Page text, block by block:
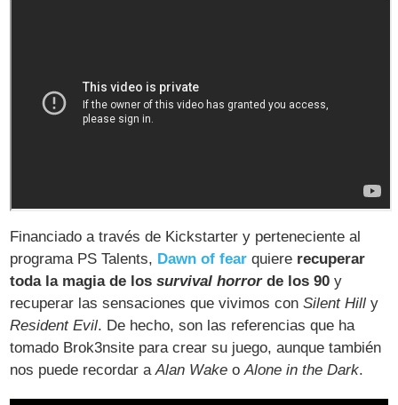
Financiado a través de Kickstarter y perteneciente al
programa PS Talents, Dawn of fear quiere recuperar
toda la magia de lossurvival horrorde los 90 y
recuperar las sensaciones que vivimos conSilent Hill y
Resident Evil. De hecho, son las referencias que ha
tomado Brok3nsite para crear su juego, aunque también
nos puede recordar aAlan Wake oAlone in the Dark.